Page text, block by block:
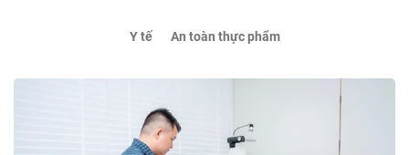
Y tế An toàn thực phẩm